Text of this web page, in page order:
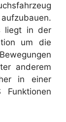
liegt in der
um die
anderem
in einer